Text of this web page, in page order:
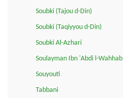
Soubki (Tajou d-Din)
Soubki (Taqiyyou d-Din)
Soubki Al-Azhari
Soulayman Ibn 'Abdi l-Wahhab
Souyouti
Tabbani